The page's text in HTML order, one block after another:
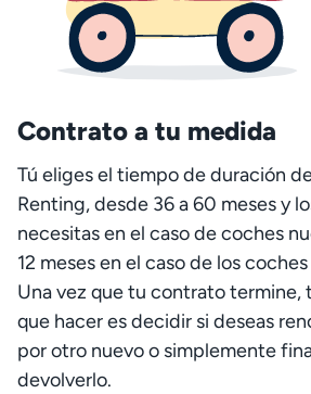
Contrato a tu medida
Tú eliges el tiempo de duración
Renting, desde 36 a 60 meses y
necesitas en el caso de coches
12 meses en el caso de los
Una vez que tu contrato termine,
que hacer es decidir si deseas
por otro nuevo o simplemente
devolverlo.